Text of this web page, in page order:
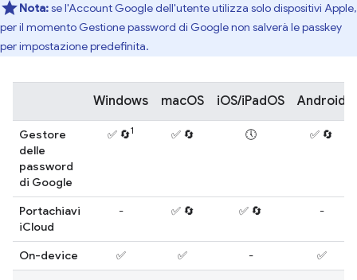
Nota:se l'Account Google dell'utente utilizza solo dispositivi Apple,
per il momento Gestione password di Google non salverà le passkey
per impostazione predefinita.
Windows macOS iOS/iPadOS Android
Gestore
delle
password
di Google
✅ 🔄1 ✅ 🔄 🕔 ✅ 🔄
Portachiavi
iCloud
- ✅ 🔄 ✅ 🔄 -
On-device ✅ ✅ - ✅